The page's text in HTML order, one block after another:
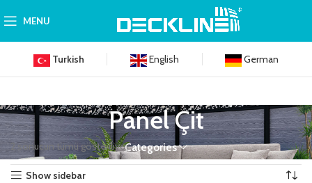
MENU
Turkish English German
Panel Çit
Categories
2 sonucun tümü gösteriliyor
Show sidebar